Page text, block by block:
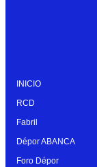
INICIO
RCD
Fabril
Dépor ABANCA
Foro Dépor